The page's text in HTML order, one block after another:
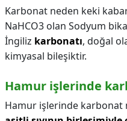
Karbonat neden keki
NaHCO3 olan Sodyum
İngiliz karbonatı, doğal
kimyasal bileşiktir.
Hamur işlerinde
Hamur işlerinde karbonat